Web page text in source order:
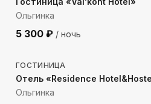
Ольгинка
5 300 ₽ / ночь
1205 м до моря
ГОСТИНИЦА
Отель «Residence
Ольгинка